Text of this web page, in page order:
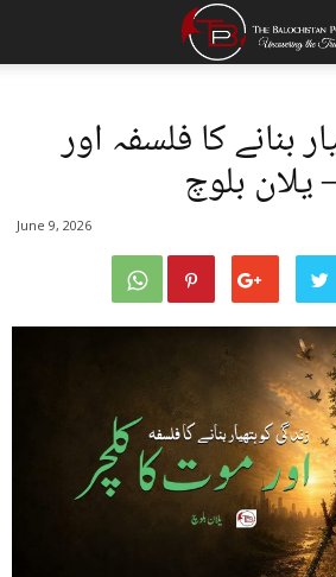
بنانے کا فلسفہ اور
بلوچ
June 9, 2026